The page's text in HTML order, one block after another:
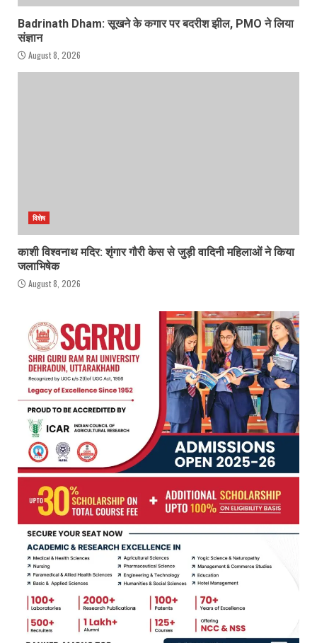
Badrinath Dham: सूखने के कगार पर बदरीश झील, PMO ने लिया
संज्ञान
August 8, 2026
विशेष
काशी विश्वनाथ मदिर: शृंगार गौरी केस से जुड़ी वादिनी महिलाओं ने किया
जलाभिषेक
August 8, 2026